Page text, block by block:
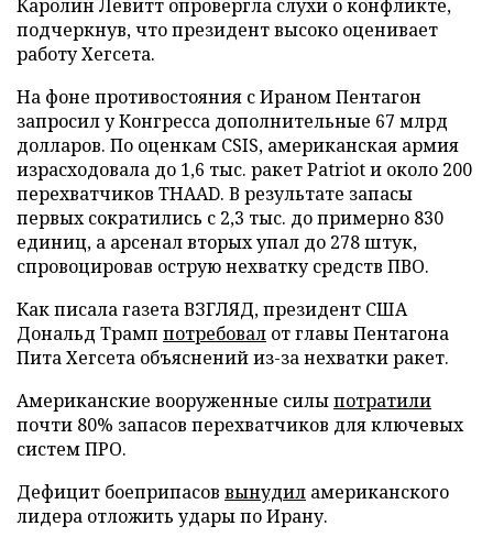
Каролин Левитт опровергла слухи о конфликте,
подчеркнув, что президент высоко оценивает
работу Хегсета.
На фоне противостояния с Ираном Пентагон
запросил у Конгресса дополнительные 67 млрд
долларов. По оценкам CSIS, американская армия
израсходовала до 1,6 тыс. ракет Patriot и около 200
перехватчиков THAAD. В результате запасы
первых сократились с 2,3 тыс. до примерно 830
единиц, а арсенал вторых упал до 278 штук,
спровоцировав острую нехватку средств ПВО.
Как писала газета ВЗГЛЯД, президент США
Дональд Трамп потребовал от главы Пентагона
Пита Хегсета объяснений из-за нехватки ракет.
Американские вооруженные силыпотратили
почти 80% запасов перехватчиков для ключевых
систем ПРО.
Дефицит боеприпасов вынудил американского
лидера отложить удары по Ирану.